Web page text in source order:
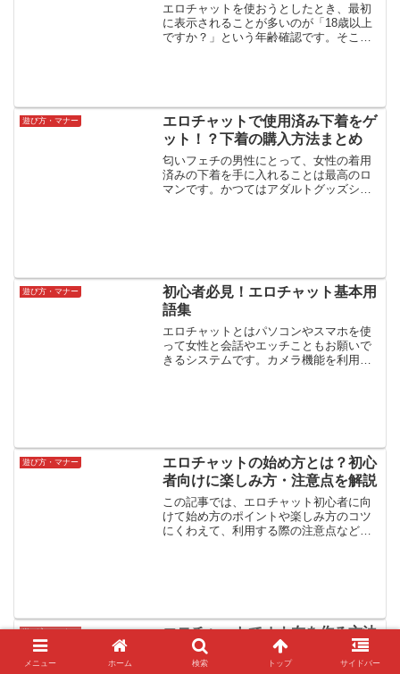
エロチャットを使おうとしたとき、最初
に表示されることが多いのが「18歳以上
ですか？」という年齢確認です。そこ
遊び方・マナー
エロチャットで使用済み下着をゲ
ット！？下着の購入方法まとめ
匂いフェチの男性にとって、女性の着用
済みの下着を手に入れることは最高のロ
マンです。かつてはアダルトグッズショ
遊び方・マナー
初心者必見！エロチャット基本用
語集
エロチャットとはパソコンやスマホを使
って女性と会話やエッチこともお願いで
きるシステムです。カメラ機能を利用し
遊び方・マナー
エロチャットの始め方とは？初心
者向けに楽しみ方・注意点を解説
この記事では、エロチャット初心者に向
けて始め方のポイントや楽しみ方のコツ
にくわえて、利用する際の注意点などに
遊び方・マナー
エロチャットでオナ友を作る方法
｜自然に仲良くなるコツと安全な
遊び方
メニュー ホーム 検索 トップ サイドバー